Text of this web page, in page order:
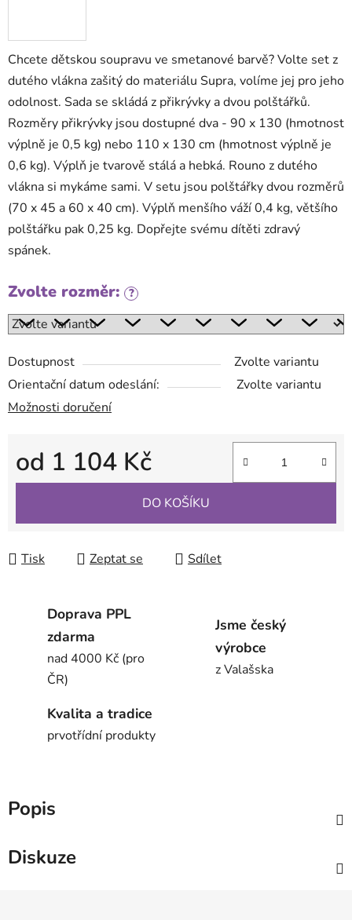
Chcete dětskou soupravu ve smetanové barvě? Volte set z
dutého vlákna zašitý do materiálu Supra, volíme jej pro jeho
odolnost. Sada se skládá z přikrývky a dvou polštářků.
Rozměry přikrývky jsou dostupné dva - 90 x 130 (hmotnost
výplně je 0,5 kg) nebo 110 x 130 cm (hmotnost výplně je
0,6 kg). Výplň je tvarově stálá a hebká. Rouno z dutého
vlákna si mykáme sami. V setu jsou polštářky dvou rozměrů
(70 x 45 a 60 x 40 cm). Výplň menšího váží 0,4 kg, většího
polštářku pak 0,25 kg. Dopřejte svému dítěti zdravý
spánek.
Zvolte rozměr: ?
Dostupnost
Zvolte variantu
Orientační datum odeslání:
Zvolte variantu
Možnosti doručení
od 1 104 Kč
Měrná cena:
DO KOŠÍKU
Tisk Zeptat se Sdílet
Doprava PPL
zdarma
nad 4000 Kč (pro
ČR)
Jsme český
výrobce
z Valašska
Kvalita a tradice
prvotřídní produkty
Popis
Diskuze